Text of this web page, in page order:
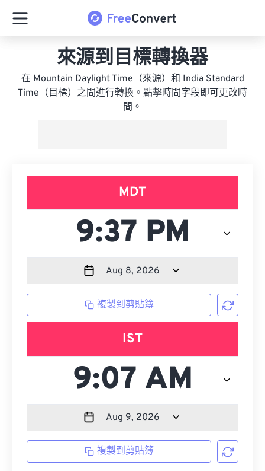
來源到目標轉換器
在 Mountain Daylight Time（來源）和 India Standard
Time（目標）之間進行轉換。點擊時間字段即可更改時
間。
MDT
複製到剪貼簿
IST
複製到剪貼簿